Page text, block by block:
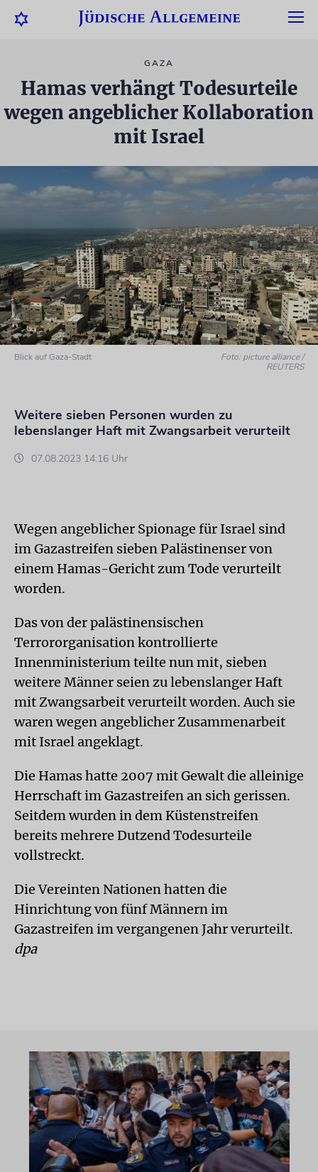
GAZA
Hamas verhängt Todesurteile
wegen angeblicher Kollaboration
mit Israel
Blick auf Gaza-Stadt
Foto: picture alliance /
REUTERS
Weitere sieben Personen wurden zu
lebenslanger Haft mit Zwangsarbeit verurteilt
07.08.2023 14:16 Uhr
Wegen angeblicher Spionage für Israel sind
im Gazastreifen sieben Palästinenser von
einem Hamas-Gericht zum Tode verurteilt
worden.
Das von der palästinensischen
Terrororganisation kontrollierte
Innenministerium teilte nun mit, sieben
weitere Männer seien zu lebenslanger Haft
mit Zwangsarbeit verurteilt worden. Auch sie
waren wegen angeblicher Zusammenarbeit
mit Israel angeklagt.
Die Hamas hatte 2007 mit Gewalt die alleinige
Herrschaft im Gazastreifen an sich gerissen.
Seitdem wurden in dem Küstenstreifen
bereits mehrere Dutzend Todesurteile
vollstreckt.
Die Vereinten Nationen hatten die
Hinrichtung von fünf Männern im
Gazastreifen im vergangenen Jahr verurteilt.
dpa